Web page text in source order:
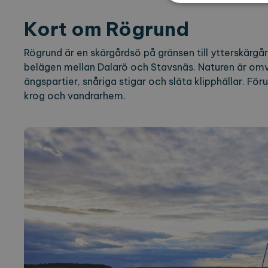
Kort om Rögrund
Rögrund är en skärgårdsö på gränsen till
belägen mellan Dalarö och Stavsnäs. Naturen är
ängspartier, snåriga stigar och släta klipphällar.
krog och vandrarhem.
Strikt nödvändiga kakor
ordentligt utan strikt
Namn
locale
_ga